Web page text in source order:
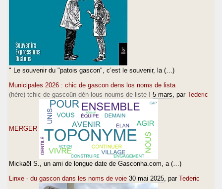
" Le souvenir du "patois gascon", c’est le souvenir, la (…)
Municipales 2026 : chic de gascon dens los noms de lista
(hère) tchic de gascoûn dén lous noums de liste ! 5 mars , par Tederic
MERGER
Mickaël S., un ami de longue date de Gasconha.com, a (…)
Linxe - du gascon dans les noms de voie 30 mai 2025 , par Tederic